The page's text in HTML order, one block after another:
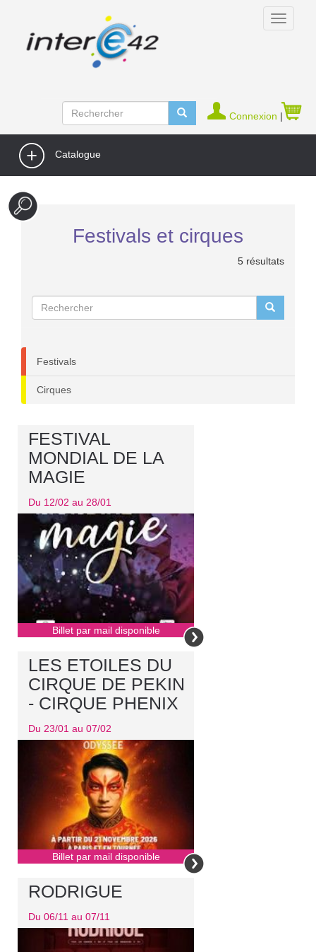
Connexion |
Catalogue
Festivals et cirques
5 résultats
Festivals
Cirques
Billet par mail disponible
FESTIVAL
MONDIAL DE LA
MAGIE
Du 12/02 au 28/01
Billet par mail disponible
LES ETOILES DU
CIRQUE DE PEKIN
- CIRQUE PHENIX
Du 23/01 au 07/02
RODRIGUE
Du 06/11 au 07/11